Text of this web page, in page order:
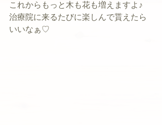
これからもっと木も花も増えますよ♪
治療院に来るたびに楽しんで貰えたら
いいなぁ♡